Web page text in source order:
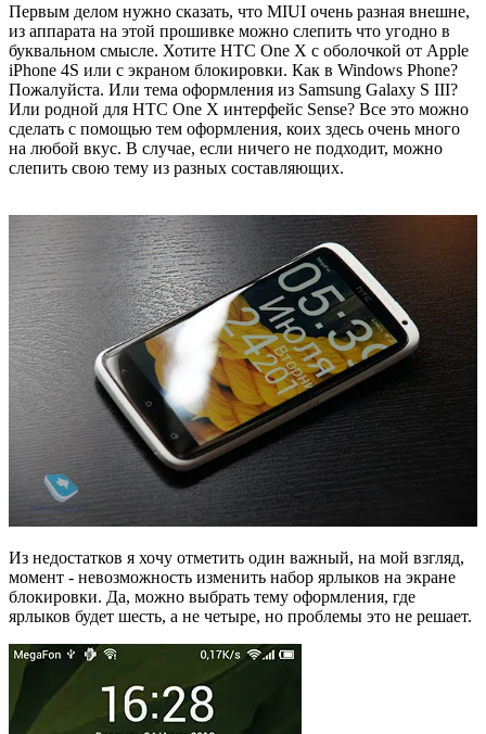
Первым делом нужно сказать, что MIUI очень разная внешне,
из аппарата на этой прошивке можно слепить что угодно в
буквальном смысле. Хотите HTC One X с оболочкой от Apple
iPhone 4S или с экраном блокировки. Как в Windows Phone?
Пожалуйста. Или тема оформления из Samsung Galaxy S III?
Или родной для HTC One X интерфейс Sense? Все это можно
сделать с помощью тем оформления, коих здесь очень много
на любой вкус. В случае, если ничего не подходит, можно
слепить свою тему из разных составляющих.
Из недостатков я хочу отметить один важный, на мой взгляд,
момент - невозможность изменить набор ярлыков на экране
блокировки. Да, можно выбрать тему оформления, где
ярлыков будет шесть, а не четыре, но проблемы это не решает.